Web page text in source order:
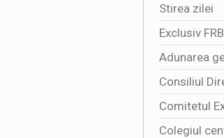
Stirea zilei
Exclusiv FRB
Adunarea
Consiliul
Comitetul
Colegiul